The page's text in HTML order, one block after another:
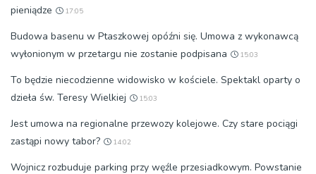
pieniądze
17:05
Budowa basenu w Ptaszkowej opóźni się. Umowa z wykonawcą
wyłonionym w przetargu nie zostanie podpisana
15:03
To będzie niecodzienne widowisko w kościele. Spektakl oparty o
dzieła św. Teresy Wielkiej
15:03
Jest umowa na regionalne przewozy kolejowe. Czy stare pociągi
zastąpi nowy tabor?
14:02
Wojnicz rozbuduje parking przy węźle przesiadkowym. Powstanie